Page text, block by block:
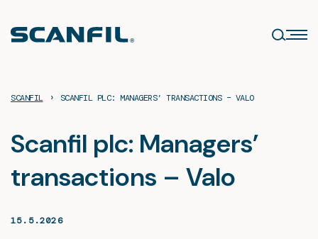
content
SCANFIL › SCANFIL PLC: MANAGERS’ TRANSACTIONS – VALO
Scanfil plc: Managers’
transactions – Valo
15.5.2026